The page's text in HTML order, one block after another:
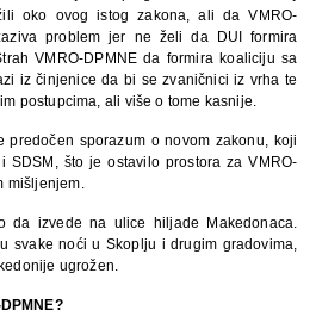
oko ovog istog zakona, ali da VMRO-
problem jer ne želi da DUI formira
VMRO-DPMNE da formira koaliciju sa
iz činjenice da bi se zvaničnici iz vrha te
postupcima, ali više o tome kasnije.
predočen sporazum o novom zakonu, koji
SDSM, što je ostavilo prostora za VMRO-
mišljenjem.
da izvede na ulice hiljade Makedonaca.
svake noći u Skoplju i drugim gradovima,
ugrožen.